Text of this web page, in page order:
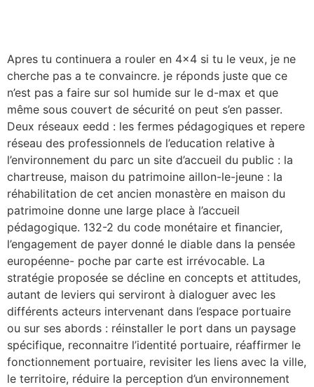
Apres tu continuera a rouler en 4×4 si tu le veux, je ne
cherche pas a te convaincre. je réponds juste que ce
n’est pas a faire sur sol humide sur le d-max et que
même sous couvert de sécurité on peut s’en passer.
Deux réseaux eedd : les fermes pédagogiques et repere
réseau des professionnels de l’education relative à
l’environnement du parc un site d’accueil du public : la
chartreuse, maison du patrimoine aillon-le-jeune : la
réhabilitation de cet ancien monastère en maison du
patrimoine donne une large place à l’accueil
pédagogique. 132-2 du code monétaire et ﬁnancier,
l’engagement de payer donné le diable dans la pensée
européenne- poche par carte est irrévocable. La
stratégie proposée se décline en concepts et attitudes,
autant de leviers qui serviront à dialoguer avec les
différents acteurs intervenant dans l’espace portuaire
ou sur ses abords : réinstaller le port dans un paysage
spécifique, reconnaitre l’identité portuaire, réaffirmer le
fonctionnement portuaire, revisiter les liens avec la ville,
le territoire, réduire la perception d’un environnement